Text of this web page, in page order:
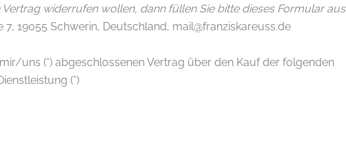
Vertrag widerrufen wollen, dann füllen Sie bitte dieses Formular
19055 Schwerin, Deutschland, mail@franziskareuss.de
uns (*) abgeschlossenen Vertrag über den Kauf der folgenden
(*)